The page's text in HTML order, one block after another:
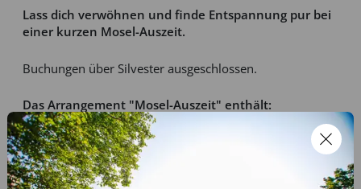
1 Person im EZ | Anreise So-Mi 249,00 €
2 Personen im DZ Anreise Do-Sa
Lass dich verwöhnen und finde Entspannung pur bei
einer kurzen Mosel-Auszeit.
Buchungen über Silvester ausgeschlossen.
Das Arrangement "Mosel-Auszeit" enthält:
2 Übernachtungen mit Vital-Frühstücksbuffet
3-Gang-Menü am Anreisetag
Traubenkernöl-Massage (30 min)